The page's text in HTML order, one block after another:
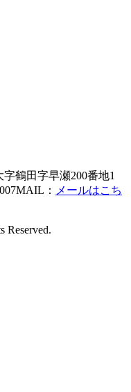
鶴田字早瀬200番地1
MAIL：
メールはこち
Reserved.